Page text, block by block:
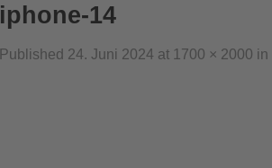
iphone-14
Published 24. Juni 2024 at 1700 × 2000 in